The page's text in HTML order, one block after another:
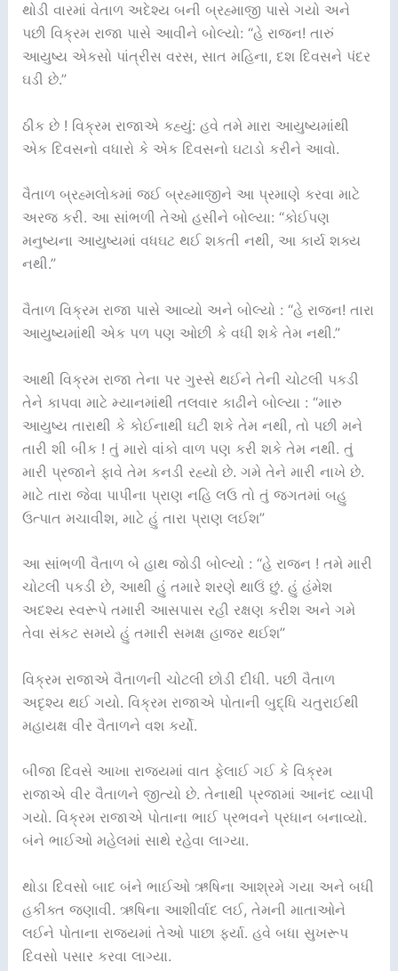
થોડી વારમાં વેતાળ અદેશ્ય બની બ્રહ્માજી પાસે ગયો અને
પછી વિક્રમ રાજા પાસે આવીને બોલ્યો: “હે રાજન! તારું
આયુષ્ય એકસો પાંત્રીસ વરસ, સાત મહિના, દશ દિવસને પંદર
ઘડી છે.”
ઠીક છે ! વિક્રમ રાજાએ કહ્યું: હવે તમે મારા આયુષ્યમાંથી
એક દિવસનો વધારો કે એક દિવસનો ઘટાડો કરીને આવો.
વૈતાળ બ્રહ્મલોકમાં જઈ બ્રહ્માજીને આ પ્રમાણે કરવા માટે
અરજ કરી. આ સાંભળી તેઓ હસીને બોલ્યા: “કોઈપણ
મનુષ્યના આયુષ્યમાં વધઘટ થઈ શકતી નથી, આ કાર્ય શક્ય
નથી.”
વૈતાળ વિક્રમ રાજા પાસે આવ્યો અને બોલ્યો : “હે રાજન! તારા
આયુષ્યમાંથી એક પળ પણ ઓછી કે વધી શકે તેમ નથી.”
આથી વિક્રમ રાજા તેના પર ગુસ્સે થઈને તેની ચોટલી પકડી
તેને કાપવા માટે મ્યાનમાંથી તલવાર કાઢીને બોલ્યા : “મારુ
આયુષ્ય તારાથી કે કોઈનાથી ઘટી શકે તેમ નથી, તો પછી મને
તારી શી બીક ! તું મારો વાંકો વાળ પણ કરી શકે તેમ નથી. તું
મારી પ્રજાને ફાવે તેમ કનડી રહ્યો છે. ગમે તેને મારી નાખે છે.
માટે તારા જેવા પાપીના પ્રાણ નહિ લઉ તો તું જગતમાં બહુ
ઉત્પાત મચાવીશ, માટે હું તારા પ્રાણ લઈશ”
આ સાંભળી વૈતાળ બે હાથ જોડી બોલ્યો : “હે રાજન ! તમે મારી
ચોટલી પકડી છે, આથી હું તમારે શરણે થાઉં છું. હું હંમેશ
અદશ્ય સ્વરૂપે તમારી આસપાસ રહી રક્ષણ કરીશ અને ગમે
તેવા સંકટ સમયે હું તમારી સમક્ષ હાજર થઈશ”
વિક્રમ રાજાએ વૈતાળની ચોટલી છોડી દીધી. પછી વૈતાળ
અદૃશ્ય થઈ ગયો. વિક્રમ રાજાએ પોતાની બુદ્ધિ ચતુરાઈથી
મહાયક્ષ વીર વૈતાળને વશ કર્યો.
બીજા દિવસે આખા રાજ્યમાં વાત ફેલાઈ ગઈ કે વિક્રમ
રાજાએ વીર વૈતાળને જીત્યો છે. તેનાથી પ્રજામાં આનંદ વ્યાપી
ગયો. વિક્રમ રાજાએ પોતાના ભાઈ પ્રભવને પ્રધાન બનાવ્યો.
બંને ભાઈઓ મહેલમાં સાથે રહેવા લાગ્યા.
થોડા દિવસો બાદ બંને ભાઈઓ ઋષિના આશ્રમે ગયા અને બધી
હકીક્ત જણાવી. ઋષિના આશીર્વાદ લઈ, તેમની માતાઓને
લઈને પોતાના રાજ્યમાં તેઓ પાછા ફર્યા. હવે બધા સુખરૂપ
દિવસો પસાર કરવા લાગ્યા.